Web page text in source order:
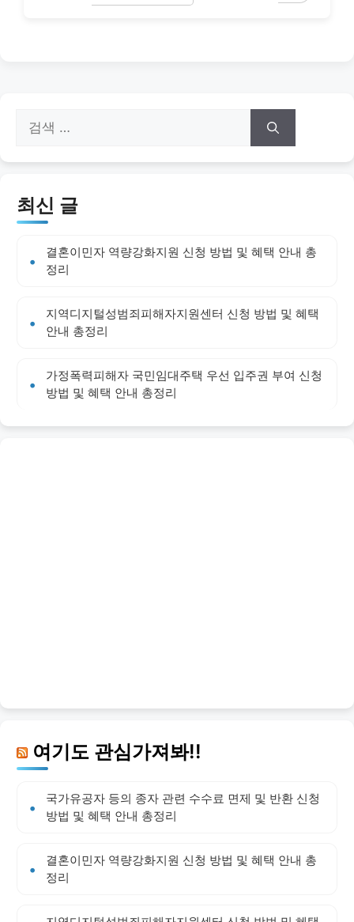
최신 글
결혼이민자 역량강화지원 신청 방법 및 혜택 안내 총
정리
지역디지털성범죄피해자지원센터 신청 방법 및 혜택
안내 총정리
가정폭력피해자 국민임대주택 우선 입주권 부여 신청
방법 및 혜택 안내 총정리
여기도 관심가져봐!!
국가유공자 등의 종자 관련 수수료 면제 및 반환 신청
방법 및 혜택 안내 총정리
결혼이민자 역량강화지원 신청 방법 및 혜택 안내 총
정리